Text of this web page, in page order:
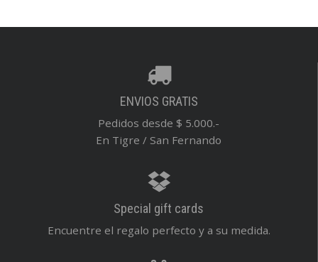
ENVIOS GRATIS
Pedidos desde $ 5.000.-
En Tigre / San Fernando
Special gift cards
Encuentre el regalo perfecto y a su medida.